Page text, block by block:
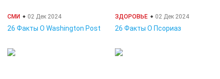
СМИ 02 Дек 2024
26 Факты О Washington Post
ЗДОРОВЬЕ 02 Дек 2024
26 Факты О Псориаз